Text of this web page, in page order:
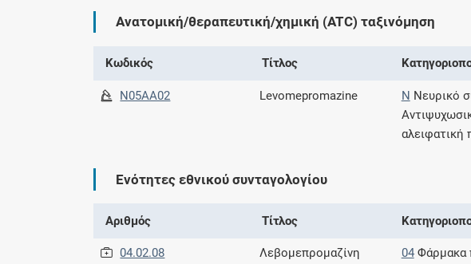
Βρείτε
νόσους,
Ανατομική/θεραπευτική/χημική (ATC) ταξινόμηση
Κωδικός Τίτλος
N05AA02 Levomepromazine N Νευρικό
αλειφατική
Ενότητες εθνικού συνταγολογίου
Αριθμός Τίτλος
04.02.08
Λεβομεπρομαζίνη
04Φάρμακα